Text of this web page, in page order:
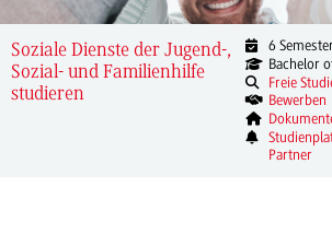
Soziale Dienste der Jugend-,
Sozial- und Familienhilfe
studieren
6
Bachelor
Freie
Bewerben
Partner